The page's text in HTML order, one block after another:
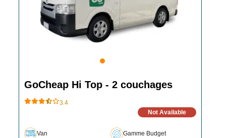
GoCheap Hi Top - 2 couchages
3.4
Not Available
Van Gamme Budget